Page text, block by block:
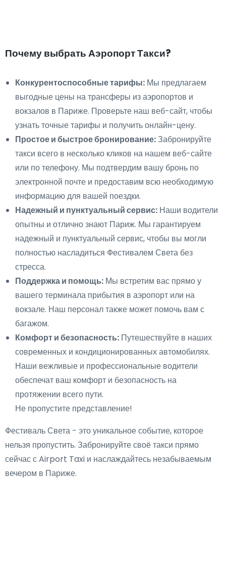
Почему выбрать Аэропорт Такси?
Конкурентоспособные тарифы: Мы предлагаем
выгодные цены на трансферы из аэропортов и
вокзалов в Париже. Проверьте наш веб-сайт, чтобы
узнать точные тарифы и получить онлайн-цену.
Простое и быстрое бронирование:Забронируйте
такси всего в несколько кликов на нашем веб-сайте
или по телефону. Мы подтвердим вашу бронь по
электронной почте и предоставим всю необходимую
информацию для вашей поездки.
Надежный и пунктуальный сервис: Наши водители
опытны и отлично знают Париж. Мы гарантируем
надежный и пунктуальный сервис, чтобы вы могли
полностью насладиться Фестивалем Света без
стресса.
Поддержка и помощь: Мы встретим вас прямо у
вашего терминала прибытия в аэропорт или на
вокзале. Наш персонал также может помочь вам с
багажом.
Комфорт и безопасность: Путешествуйте в наших
современных и кондиционированных автомобилях.
Наши вежливые и профессиональные водители
обеспечат ваш комфорт и безопасность на
протяжении всего пути.
Не пропустите представление!
Фестиваль Света - это уникальное событие, которое
нельзя пропустить. Забронируйте своё такси прямо
сейчас с Airport Taxi и наслаждайтесь незабываемым
вечером в Париже.